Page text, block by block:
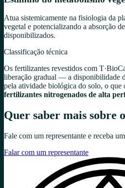
Atua sistemicamente na fisiologia da
vegetal e potencializando a absorção
disponibilizados.
Classificação técnica
Os fertilizantes revestidos com
liberação gradual — a disponibilidade
pela atividade biológica do solo, o que
fertilizantes nitrogenados de alta
Quer saber mais sobre o
Fale com um representante e receba
Falar com um representante